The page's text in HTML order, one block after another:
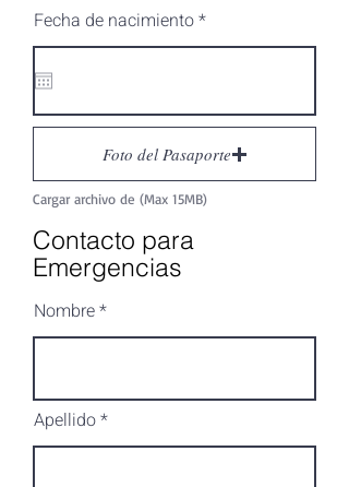
Fecha de nacimiento*r
q
r
e
Foto del Pasaporte
Cargar archivo de (Max 15MB)
Contacto para
Emergencias
Nombre
Apellido